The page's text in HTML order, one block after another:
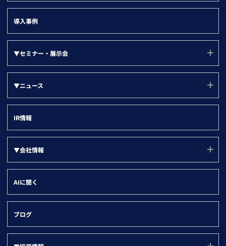
プランソナー
サポート
LBCメンテナンス状況
その他法人データ提供サービス
活用方法(TOP)
▼『目的別』活用方法
デジタルマーケティング
取引先の情報登録
名寄せ
名刺データ連携
与信・取引先チェック
▼部門別
インサイトセールス部門
マーケティング・経営企画部門
情報システム部門
管理部門
▼ツール別
Salesforce
HubSpot
Dynamics 365
導入事例
▼セミナー・展示会
セミナー・展示会
▼ニュース
すべて
製品ニュース
IR情報
▼会社情報
会社情報(ユーソナーについて)
沿革
役員紹介
AIに聞く
ブログ